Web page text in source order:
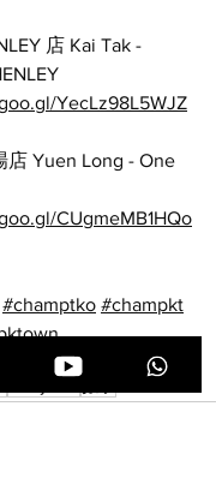
店 Kai Tak -
YecLz98L5WJZ
店 Yuen Long - One
CUgmeMB1HQo
#champtko #champkt
約 訂閱制
話停就停